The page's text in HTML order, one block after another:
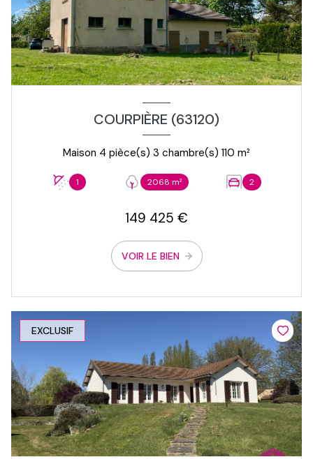
COURPIÈRE (63120)
Maison 4 pièce(s) 3 chambre(s) 110 m²
1 2068 m² 2
149 425 €
VOIR LE BIEN
EXCLUSIF